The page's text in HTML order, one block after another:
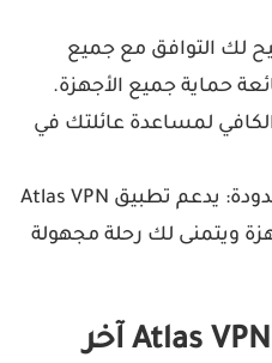
التوافق مع جميع
حماية جميع الأجهزة.
لمساعدة عائلتك في
اتصالات متزامنة غير محدودة: يدعم تطبيق Atlas VPN
ويتمنى لك رحلة مجهولة
تحميل تطبيق Atlas VPN apk آخر